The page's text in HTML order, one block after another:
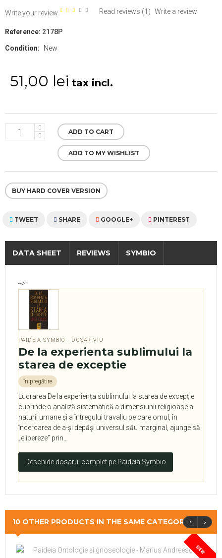
Write your review Read reviews (1 ) Write a review
Reference: 2178P
Condition: New
51,00 lei tax incl.
ADD TO CART
ADD TO MY WISHLIST
BUY HARD COVER VERSION
TWEET SHARE GOOGLE+ PINTEREST
DATA SHEET REVIEWS SYMBIO
-->
PAIDEIA SYMBIO · DOSAR VIU
De la experienta sublimului la
starea de exceptie
în pregătire
Lucrarea De la experiența sublimului la starea de excepție
cuprinde o analiză sistematică a dimensiunii religioase a
naturii umane și a întregului travaliu pe care omul, în
încercarea de a-și depăși universul său marginal, ajunge să
„elibereze” prin…
Deschide dosarul complet pe Paideia Symbio
10 OTHER PRODUCTS IN THE SAME CATEGORY ‹ ›
NEW